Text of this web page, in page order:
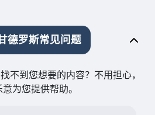
德罗斯常见问题
不到您想要的内容？不用担心，
为您提供帮助。